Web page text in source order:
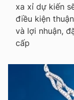
xa xỉ dự kiến
điều kiện
và lợi nhuận,
cấp